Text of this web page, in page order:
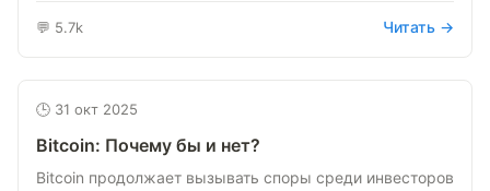
💬 5.7k Читать →
🕒 31 окт 2025
Bitcoin: Почему бы и нет?
Bitcoin продолжает вызывать споры среди инвесторов